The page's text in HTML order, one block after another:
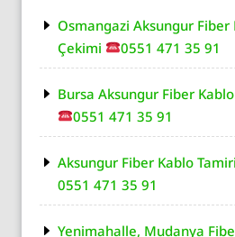
Osmangazi Aksungur Fiber
Çekimi
0551 471 35 91
Bursa Aksungur Fiber
0551 471 35 91
Aksungur Fiber Kablo
0551 471 35 91
Yenimahalle, Mudanya